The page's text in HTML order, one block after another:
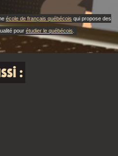
école de français québécois qui propose des
pour étudier le québécois
: